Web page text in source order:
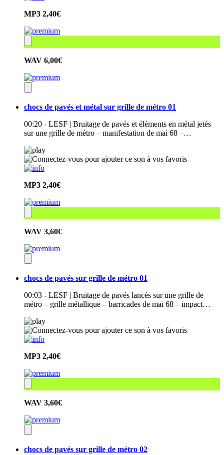
MP3 2,40€
WAV 6,00€
chocs de pavés et métal sur grille de métro 01
00:20 - LESF | Bruitage de pavés et éléments en métal jetés
sur une grille de métro – manifestation de mai 68 –…
MP3 2,40€
WAV 3,60€
chocs de pavés sur grille de métro 01
00:03 - LESF | Bruitage de pavés lancés sur une grille de
métro – grille métallique – barricades de mai 68 – impact…
MP3 2,40€
WAV 3,60€
chocs de pavés sur grille de métro 02